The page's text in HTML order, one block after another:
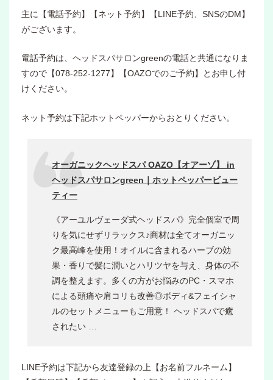
主に【電話予約】【ネット予約】【LINE予約、SNSのDM】
がございます。
電話予約は、ヘッドスパサロンgreenの電話と共通になりま
すので【078-252-1277】【OAZOでのご予約】とお申し付
けください。
ネット予約は下記ホットペッパーからおとりください。
オーガニックヘッドスパ OAZO【オアーゾ】 in
ヘッドスパサロンgreen｜ホットペッパービュー
ティー
《アーユルヴェーダ式ヘッドスパ》完全個室で周
りを気にせずリラックス♪商材は全てオーガニッ
ク最高峰を使用！オイルに含まれるハーブの効
果・香りで髪に潤いとハリツヤを与え、身体の不
調を整えます。多くの方がお悩みのPC・スマホ
による頭痛や肩コリも改善◎ボディ&フェイシャ
ルのセットメニューもご用意！ ヘッドスパで癒
されたい …
LINE予約は下記から友達登録の上【お名前フルネーム】